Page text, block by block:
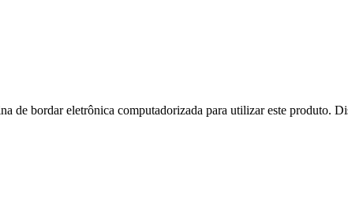
de bordar eletrônica computadorizada para utilizar este produto.